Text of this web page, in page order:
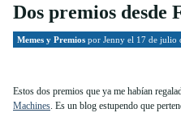
Dos premios desde
Memes y Premios por Jenny el 17 de julio
Estos dos premios que ya me habían
Machines. Es un blog estupendo que